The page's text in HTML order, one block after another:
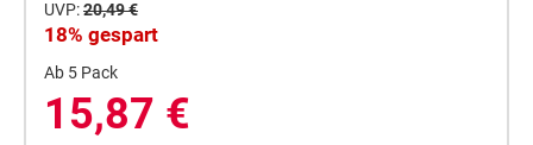
UVP:20,49 €
18% gespart
Ab 5 Pack
15,87 €